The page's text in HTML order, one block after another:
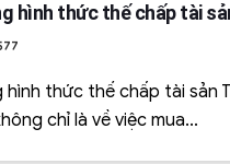
hình thức thế chấp tài
hình thức thế chấp tài sản
chỉ là về việc mua...